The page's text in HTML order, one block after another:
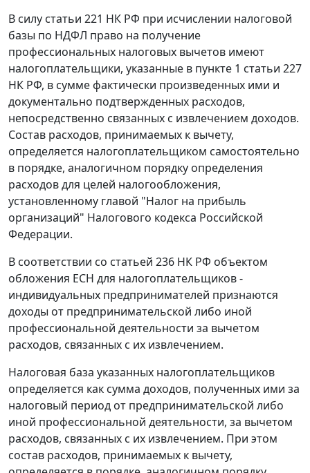
В силу статьи 221 НК РФ при исчислении налоговой
базы по НДФЛ право на получение
профессиональных налоговых вычетов имеют
налогоплательщики, указанные в пункте 1 статьи 227
НК РФ, в сумме фактически произведенных ими и
документально подтвержденных расходов,
непосредственно связанных с извлечением доходов.
Состав расходов, принимаемых к вычету,
определяется налогоплательщиком самостоятельно
в порядке, аналогичном порядку определения
расходов для целей налогообложения,
установленному главой "Налог на прибыль
организаций" Налогового кодекса Российской
Федерации.
В соответствии со статьей 236 НК РФ объектом
обложения ЕСН для налогоплательщиков -
индивидуальных предпринимателей признаются
доходы от предпринимательской либо иной
профессиональной деятельности за вычетом
расходов, связанных с их извлечением.
Налоговая база указанных налогоплательщиков
определяется как сумма доходов, полученных ими за
налоговый период от предпринимательской либо
иной профессиональной деятельности, за вычетом
расходов, связанных с их извлечением. При этом
состав расходов, принимаемых к вычету,